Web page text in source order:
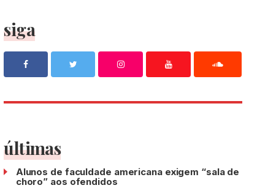
siga
últimas
Alunos de faculdade americana exigem “sala de
choro” aos ofendidos